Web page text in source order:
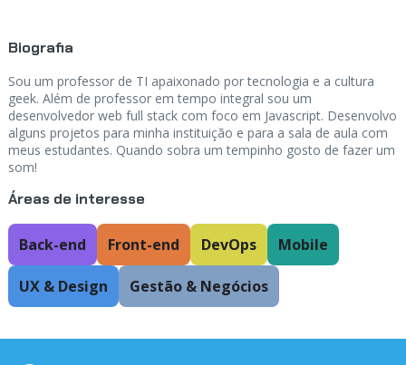
Biografia
Sou um professor de TI apaixonado por tecnologia e a cultura
geek. Além de professor em tempo integral sou um
desenvolvedor web full stack com foco em Javascript. Desenvolvo
alguns projetos para minha instituição e para a sala de aula com
meus estudantes. Quando sobra um tempinho gosto de fazer um
som!
Áreas de interesse
Back-end Front-end DevOps Mobile
UX & Design Gestão & Negócios